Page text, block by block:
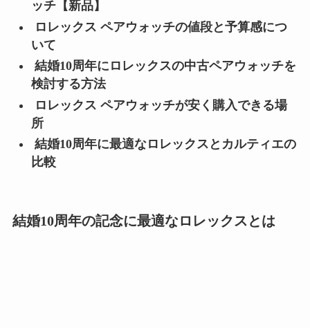
ッチ【新品】
ロレックス ペアウォッチの値段と予算感につ
いて
結婚10周年にロレックスの中古ペアウォッチを
検討する方法
ロレックス ペアウォッチが安く購入できる場
所
結婚10周年に最適なロレックスとカルティエの
比較
結婚10周年の記念に最適なロレックスとは